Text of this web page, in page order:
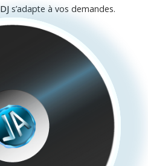
DJs’adapte à vos demandes.